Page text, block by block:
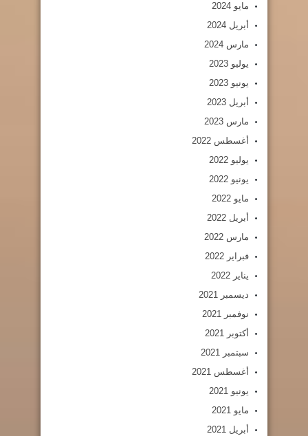
مايو 2024
أبريل 2024
مارس 2024
يوليو 2023
يونيو 2023
أبريل 2023
مارس 2023
أغسطس 2022
يوليو 2022
يونيو 2022
مايو 2022
أبريل 2022
مارس 2022
فبراير 2022
يناير 2022
ديسمبر 2021
نوفمبر 2021
أكتوبر 2021
سبتمبر 2021
أغسطس 2021
يونيو 2021
مايو 2021
أبريل 2021